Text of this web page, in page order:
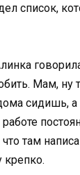
список,
Мам, ну
сидишь, а
там
крепко.